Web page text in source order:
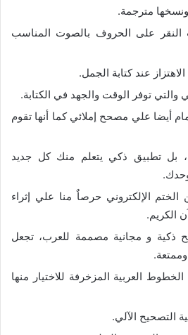
مترجمة.
النقر على الحروف بالصوت المناسب
عند كتابة الجمل.
والتي توفر الوقت والجهد في الكتابة.
أيضا علي مصحح إملائي كما أنها تقوم
تطبيق ذكي يتعلم منك كل جديد
الختم الإلكتروني حرصاٌ منا علي إثراء
الكريم.
ذكية و مجانية مصممة للعرب، تجعل
العربية المزخرفة للاختيار منها
التصحيح الآلي.